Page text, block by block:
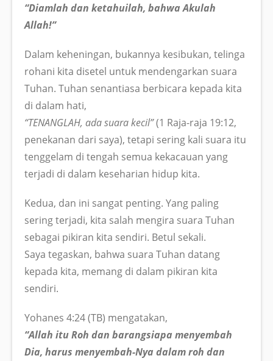
“Diamlah dan ketahuilah, bahwa Akulah
Allah!”
Dalam keheningan, bukannya kesibukan, telinga
rohani kita disetel untuk mendengarkan suara
Tuhan. Tuhan senantiasa berbicara kepada kita
di dalam hati,
“TENANGLAH, ada suara kecil”(1 Raja-raja 19:12,
penekanan dari saya), tetapi sering kali suara itu
tenggelam di tengah semua kekacauan yang
terjadi di dalam keseharian hidup kita.
Kedua, dan ini sangat penting. Yang paling
sering terjadi, kita salah mengira suara Tuhan
sebagai pikiran kita sendiri. Betul sekali.
Saya tegaskan, bahwa suara Tuhan datang
kepada kita, memang di dalam pikiran kita
sendiri.
Yohanes 4:24 (TB) mengatakan,
“Allah itu Roh dan barangsiapa menyembah
Dia, harus menyembah-Nya dalam roh dan